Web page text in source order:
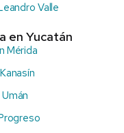
Valle
en Yucatán
Mérida